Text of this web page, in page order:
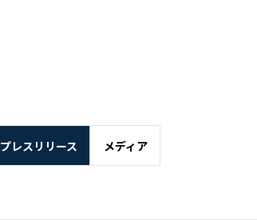
プレスリリース メディア